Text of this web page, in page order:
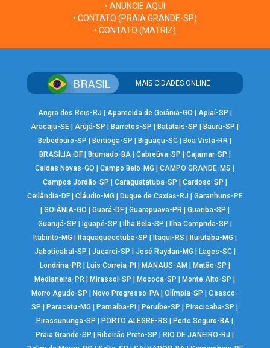
• ANUNCIE AQUI
• CONTATO (PRAIA GRANDE-SP)
• CONTATO (MATRIZ)
MAIS CIDADES ONLINE
Angra dos Reis-RJ | Aparecida de Goiânia-GO | Apiaí-SP |
Aracaju-SE | Arujá-SP |Barretos-SP |Batatais-SP |Bauru-SP |
Bebedouro-SP |Bertioga-SP |Biguaçu-SC |Boa Vista-RR |
BRASÍLIA-DF| Brumado-BA| Cabreúva-SP | Cajamar-SP |
Caldas Novas-GO |Campo Belo-MG |CAMPO GRANDE-MS |
Campos Jordão-SP | Caraguatatuba-SP | Cardoso-SP |
Ceilândia-DF| Cláudio-MG | Duque de Caxias-RJ | Garanhuns-PE
| GOIÂNIA-GO | Guará-DF| Guarapuava-PR | Guariba-SP |
Guarujá-SP | Iguapé-SP | Ilha Bela-SP | Ilha Comprida-SP |
Itabirito-MG | Itaquaquecetuba-SP | Itaqui-RS | Ituiutaba-MG |
Jaboticabal-SP | Jacareí-SP | José Raydan-MG | Lages-SC|
Londrina-PR | Luís Correia-PI | MANAUS-AM | Matão-SP |
Medianeira-PR |Mirassol-SP |Mococa-SP |Monte Alto-SP |
Morro Agudo-SP |Novo Progresso-PA |Olímpia-SP |Osasco-
SP |Paracatu-MG |Parnaíba-PI |Peruíbe-SP |Piracicaba-SP |
Pirassununga-SP |PORTO ALEGRE-RS |Porto Seguro-BA |
Praia Grande-SP |Ribeirão Preto-SP |RIO DE JANEIRO-RJ |